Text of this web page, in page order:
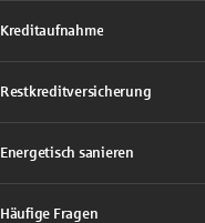
Kreditaufnahme
Restkreditversicherung
Energetisch sanieren
Häufige Fragen